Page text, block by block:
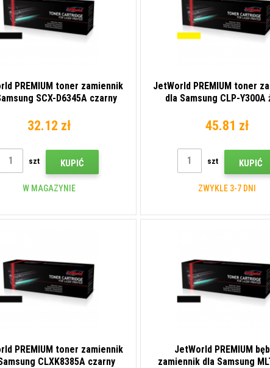
PREMIUM toner zamiennik
SCX-D6345A czarny
32.12 zł
szt KUPIĆ
W MAGAZYNIE
JetWorld PREMIUM toner
dla Samsung CLP-Y300A
45.81 zł
szt KUPIĆ
ZWYKLE 3-7 DNI
PREMIUM toner zamiennik
CLXK8385A czarny
JetWorld PREMIUM
zamiennik dla Samsung